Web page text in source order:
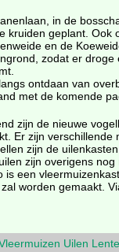
in de
kruiden geplant. Ook
en de
zodat er
ontdaan van
met de komende
zijn de nieuwe
Er zijn
zijn de
zijn overigens
is een
worden gemaakt.
Uilen Lente